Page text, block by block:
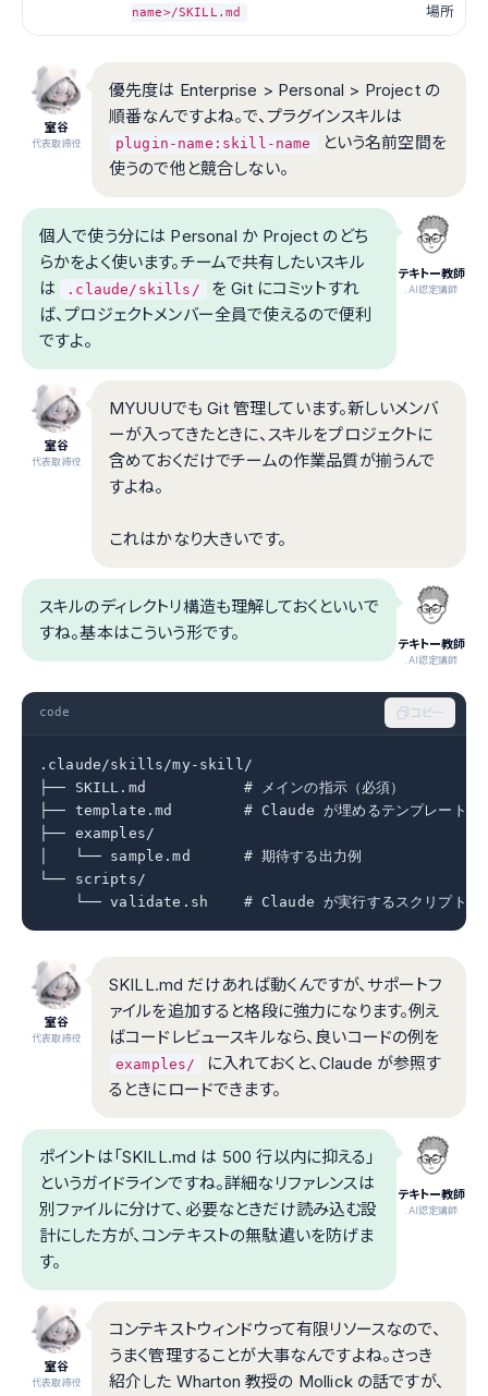
name>/SKILL.md 場所
室谷
代表取締役
優先度は Enterprise > Personal > Project の
順番なんですよね。で、プラグインスキルは
plugin-name:skill-name
という名前空間を
使うので他と競合しない。
テキトー教師
.AI認定講師
個人で使う分には Personal か Project のどち
らかをよく使います。チームで共有したいスキル
は
.claude/skills/
を Git にコミットすれ
ば、プロジェクトメンバー全員で使えるので便利
ですよ。
室谷
代表取締役
MYUUUでも Git 管理しています。新しいメンバ
ーが入ってきたときに、スキルをプロジェクトに
含めておくだけでチームの作業品質が揃うんで
すよね。
これはかなり大きいです。
テキトー教師
.AI認定講師
スキルのディレクトリ構造も理解しておくといいで
すね。基本はこういう形です。
code コピー
.claude/skills/my-skill/
├── SKILL.md           # メインの指示（必須）
├── template.md        # Claude が埋めるテンプレート
├── examples/
│   └── sample.md      # 期待する出力例
└── scripts/
    └── validate.sh    # Claude が実行するスクリプト
室谷
代表取締役
SKILL.md だけあれば動くんですが、サポートフ
ァイルを追加すると格段に強力になります。例え
ばコードレビュースキルなら、良いコードの例を
examples/
に入れておくと、Claude が参照す
るときにロードできます。
テキトー教師
.AI認定講師
ポイントは「SKILL.md は 500 行以内に抑える」
というガイドラインですね。詳細なリファレンスは
別ファイルに分けて、必要なときだけ読み込む設
計にした方が、コンテキストの無駄遣いを防げま
す。
室谷
代表取締役
コンテキストウィンドウって有限リソースなので、
うまく管理することが大事なんですよね。さっき
紹介した Wharton 教授の Mollick の話ですが、